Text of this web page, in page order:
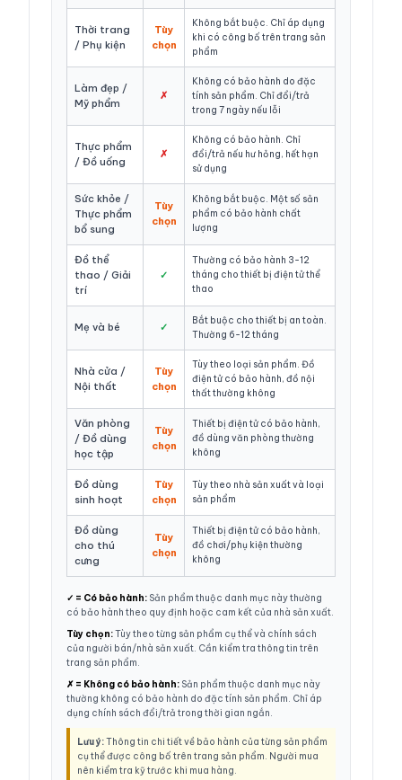
Thời trang
/ Phụ kiện
Tùy
chọn
Không bắt buộc. Chỉ áp dụng
khi có công bố trên trang sản
phẩm
Làm đẹp /
Mỹ phẩm
✗
Không có bảo hành do đặc
tính sản phẩm. Chỉ đổi/trả
trong 7 ngày nếu lỗi
Thực phẩm
/ Đồ uống
✗
Không có bảo hành. Chỉ
đổi/trả nếu hư hỏng, hết hạn
sử dụng
Sức khỏe /
Thực phẩm
bổ sung
Tùy
chọn
Không bắt buộc. Một số sản
phẩm có bảo hành chất
lượng
Đồ thể
thao / Giải
trí
✓
Thường có bảo hành 3-12
tháng cho thiết bị điện tử thể
thao
Mẹ và bé ✓
Bắt buộc cho thiết bị an toàn.
Thường 6-12 tháng
Nhà cửa /
Nội thất
Tùy
chọn
Tùy theo loại sản phẩm. Đồ
điện tử có bảo hành, đồ nội
thất thường không
Văn phòng
/ Đồ dùng
học tập
Tùy
chọn
Thiết bị điện tử có bảo hành,
đồ dùng văn phòng thường
không
Đồ dùng
sinh hoạt
Tùy
chọn
Tùy theo nhà sản xuất và loại
sản phẩm
Đồ dùng
cho thú
cưng
Tùy
chọn
Thiết bị điện tử có bảo hành,
đồ chơi/phụ kiện thường
không
✓ = Có bảo hành: Sản phẩm thuộc danh mục này thường
có bảo hành theo quy định hoặc cam kết của nhà sản xuất.
Tùy chọn:Tùy theo từng sản phẩm cụ thể và chính sách
của người bán/nhà sản xuất. Cần kiểm tra thông tin trên
trang sản phẩm.
✗ = Không có bảo hành: Sản phẩm thuộc danh mục này
thường không có bảo hành do đặc tính sản phẩm. Chỉ áp
dụng chính sách đổi/trả trong thời gian ngắn.
Lưu ý:Thông tin chi tiết về bảo hành của từng sản phẩm
cụ thể được công bố trên trang sản phẩm. Người mua
nên kiểm tra kỹ trước khi mua hàng.